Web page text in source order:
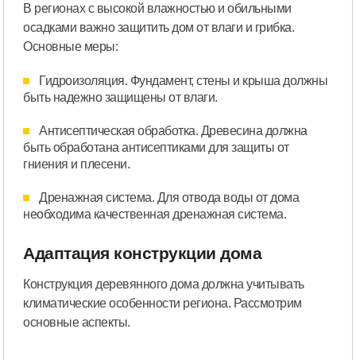
В регионах с высокой влажностью и обильными
осадками важно защитить дом от влаги и грибка.
Основные меры:
Гидроизоляция. Фундамент, стены и крыша должны
быть надежно защищены от влаги.
Антисептическая обработка. Древесина должна
быть обработана антисептиками для защиты от
гниения и плесени.
Дренажная система. Для отвода воды от дома
необходима качественная дренажная система.
Адаптация конструкции дома
Конструкция деревянного дома должна учитывать
климатические особенности региона. Рассмотрим
основные аспекты.